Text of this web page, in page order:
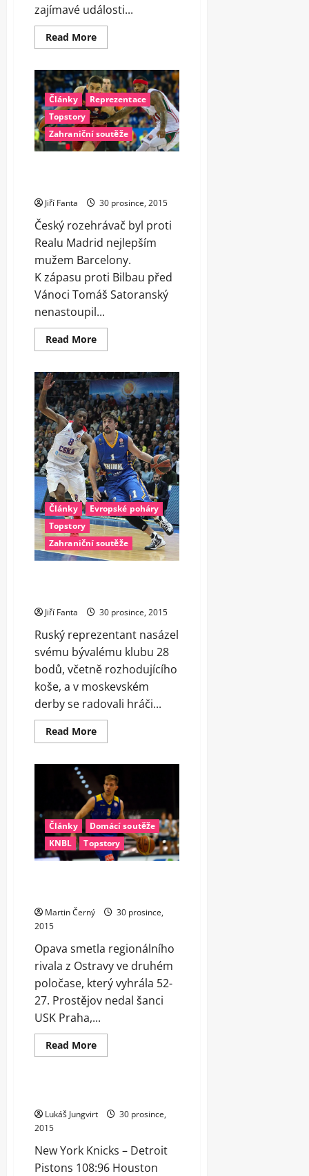
zajímavé události...
Read MoreRead
more
trůn
pro
USK
i
historický
úspěch
mužů.
Pro
Čechy
Články
Reprezentace
Topstory
Zahraniční soutěže
Jiří Fanta 30 prosince, 2015
Český rozehrávač byl proti
Realu Madrid nejlepším
mužem Barcelony.
K zápasu proti Bilbau před
Vánoci Tomáš Satoranský
nenastoupil...
Read MoreRead
more
Čechy
v
zahraničí
zazářil
o
Vánocích
Satoranský
Články
Evropské poháry
Topstory
Zahraniční soutěže
Jiří Fanta 30 prosince, 2015
Ruský reprezentant nasázel
svému bývalému klubu 28
bodů, včetně rozhodujícího
koše, a v moskevském
derby se radovali hráči...
Read MoreRead
more
CSKA,
Barcelona
na
kolenou
Články
Domácí soutěže
KNBL
Topstory
Martin Černý
30 prosince,
2015
Opava smetla regionálního
rivala z Ostravy ve druhém
poločase, který vyhrála 52-
27. Prostějov nedal šanci
USK Praha,...
Read MoreRead
more
veze
dva
jihu
Archiv Telegraficky
Lukáš Jungvirt
30 prosince,
2015
New York Knicks – Detroit
Pistons 108:96 Houston